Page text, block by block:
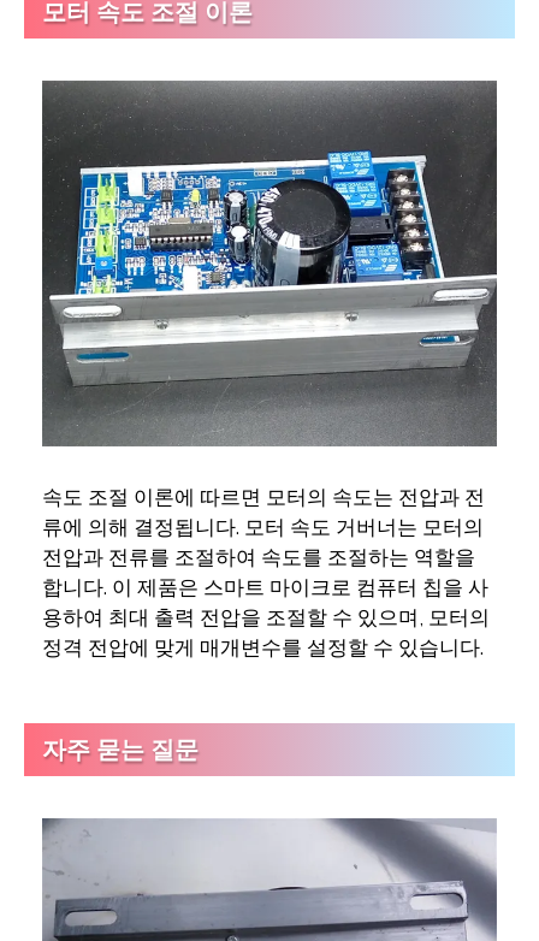
모터 속도 조절 이론
속도 조절 이론에 따르면 모터의 속도는 전압과 전
류에 의해 결정됩니다. 모터 속도 거버너는 모터의
전압과 전류를 조절하여 속도를 조절하는 역할을
합니다. 이 제품은 스마트 마이크로 컴퓨터 칩을 사
용하여 최대 출력 전압을 조절할 수 있으며, 모터의
정격 전압에 맞게 매개변수를 설정할 수 있습니다.
자주 묻는 질문